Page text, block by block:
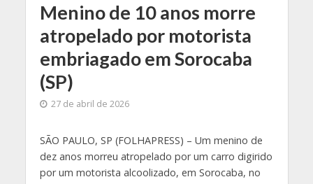
Menino de 10 anos morre
atropelado por motorista
embriagado em Sorocaba
(SP)
27 de abril de 2026
SÃO PAULO, SP (FOLHAPRESS) – Um menino de
dez anos morreu atropelado por um carro digirido
por um motorista alcoolizado, em Sorocaba, no